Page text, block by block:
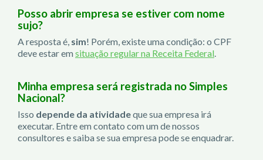
Posso abrir empresa se estiver com nome
sujo?
A resposta é, sim! Porém, existe uma condição: o CPF
deve estar emsituação regular na Receita Federal.
Minha empresa será registrada no Simples
Nacional?
Isso depende da atividadeque sua empresa irá
executar. Entre em contato com um de nossos
consultores e saiba se sua empresa pode se enquadrar.